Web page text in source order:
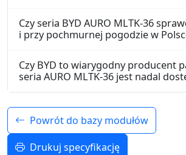
Czy seria BYD AURO MLTK-36
i przy pochmurnej pogodzie w
Czy BYD to wiarygodny producent
seria AURO MLTK-36 jest nadal
Powrót do bazy modułów
Drukuj specyfikację